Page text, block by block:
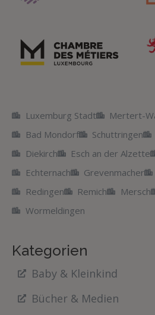
Luxemburg Stadt
Mertert-
Bad Mondorf
Schuttringen
Diekirch
Esch an der Alzette
Echternach
Grevenmacher
Redingen
Remich Mersch
Wormeldingen
Kategorien
Baby & Kleinkind
Bücher & Medien